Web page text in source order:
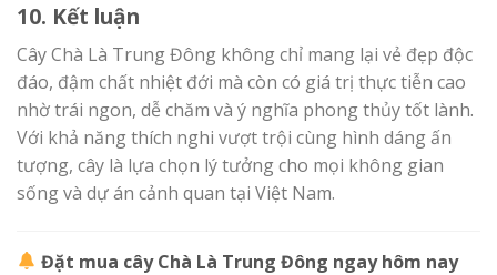
10. Kết luận
Cây Chà Là Trung Đông không chỉ mang lại vẻ đẹp độc
đáo, đậm chất nhiệt đới mà còn có giá trị thực tiễn cao
nhờ trái ngon, dễ chăm và ý nghĩa phong thủy tốt lành.
Với khả năng thích nghi vượt trội cùng hình dáng ấn
tượng, cây là lựa chọn lý tưởng cho mọi không gian
sống và dự án cảnh quan tại Việt Nam.
Đặt mua cây Chà Là Trung Đông ngay hôm nay